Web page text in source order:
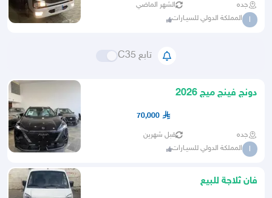
جده الشهر الماضي
ا المملكة الدولي للسيـارات
تابع C35
دونج فينج ميج 2026
70,000
جده قبل شهرين
ا المملكة الدولي للسيـارات
فان ثلاجة للبيع